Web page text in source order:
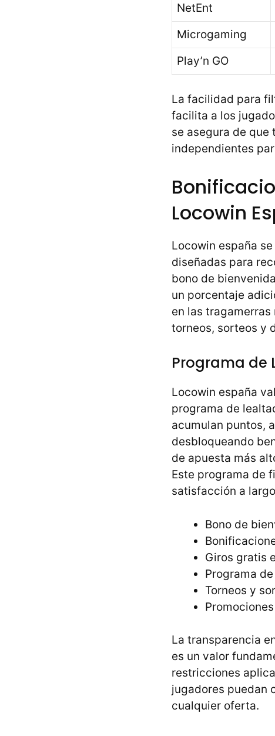
NetEnt
Microgaming
Play’n GO
La facilidad para
facilita a los
se asegura de
independientes
Locowin
Locowin españa
diseñadas para
bono de
un porcentaje
en las
torneos, sorteos y
Programa de
Locowin españa
programa de
acumulan puntos,
desbloqueando
de apuesta más
Este programa de
satisfacción a
Bono de
Giros gratis
Programa
Torneos y
La transparencia
es un valor
restricciones
jugadores puedan
cualquier oferta.